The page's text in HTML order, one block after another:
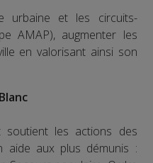
urbaine et les circuits-
AMAP), augmenter les
en valorisant ainsi son
les actions des
aide aux plus démunis :